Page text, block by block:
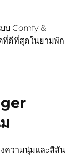
บ Comfy &
ที่ดีที่สุดในยามพัก
ความนุ่มและสีสัน